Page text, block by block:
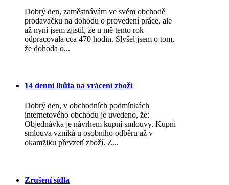
Dobrý den, zaměstnávám ve svém obchodě
prodavačku na dohodu o provedení práce, ale
až nyní jsem zjistil, že u mě tento rok
odpracovala cca 470 hodin. Slyšel jsem o tom,
že dohoda o...
14 denní lhůta na vrácení zboží
Dobrý den, v obchodních podmínkách
internetového obchodu je uvedeno, že:
Objednávka je návrhem kupní smlouvy. Kupní
smlouva vzniká u osobního odběru až v
okamžiku převzetí zboží. Z...
Zrušení sídla